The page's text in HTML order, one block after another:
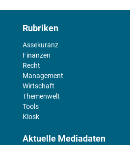
Rubriken
Assekuranz
Finanzen
Recht
Management
Wirtschaft
Themenwelt
Tools
Kiosk
Aktuelle Mediadaten